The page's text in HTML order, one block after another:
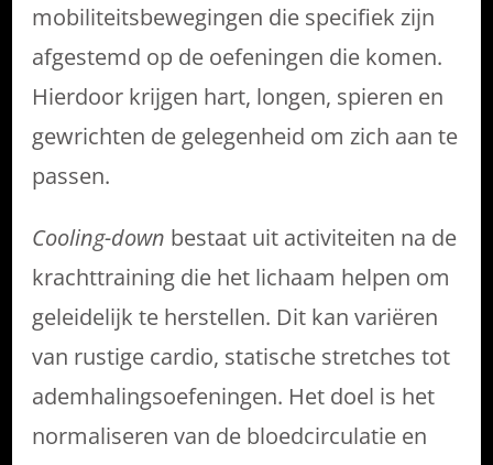
mobiliteitsbewegingen die specifiek zijn
afgestemd op de oefeningen die komen.
Hierdoor krijgen hart, longen, spieren en
gewrichten de gelegenheid om zich aan te
passen.
Cooling-down bestaat uit activiteiten na de
krachttraining die het lichaam helpen om
geleidelijk te herstellen. Dit kan variëren
van rustige cardio, statische stretches tot
ademhalingsoefeningen. Het doel is het
normaliseren van de bloedcirculatie en